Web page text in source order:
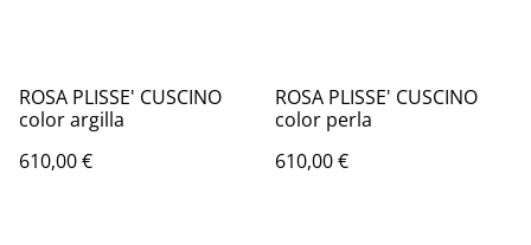
ROSA PLISSE' CUSCINO
color argilla
610,00 €
ROSA PLISSE' CUSCINO
color perla
610,00 €